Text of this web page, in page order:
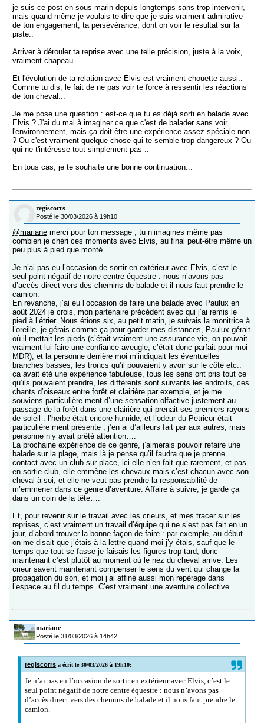
je suis ce post en sous-marin depuis longtemps sans trop intervenir,
mais quand même je voulais te dire que je suis vraiment admirative
de ton engagement, ta persévérance, dont on voir le résultat sur la
piste..
Arriver à dérouler ta reprise avec une telle précision, juste à la voix,
vraiment chapeau...
Et l'évolution de ta relation avec Elvis est vraiment chouette aussi..
Comme tu dis, le fait de ne pas voir te force à ressentir les réactions
de ton cheval...
Je me pose une question : est-ce que tu es déjà sorti en balade avec
Elvis ? J'ai du mal à imaginer ce que c'est de balader sans voir
l'environnement, mais ça doit être une expérience assez spéciale non
? Ou c'est vraiment quelque chose qui te semble trop dangereux ? Ou
qui ne t'intéresse tout simplement pas ..
En tous cas, je te souhaite une bonne continuation...
regiscorrs
Posté le 30/03/2026 à 19h10
@mariane merci pour ton message ; tu n’imagines même pas
combien je chéri ces moments avec Elvis, au final peut-être même un
peu plus à pied que monté.
Je n’ai pas eu l’occasion de sortir en extérieur avec Elvis, c’est le
seul point négatif de notre centre équestre : nous n’avons pas
d’accès direct vers des chemins de balade et il nous faut prendre le
camion.
En revanche, j’ai eu l’occasion de faire une balade avec Paulux en
août 2024 je crois, mon partenaire précédent avec qui j’ai remis le
pied à l’étrier. Nous étions six, au petit matin, je suivais la monitrice à
l’oreille, je gérais comme ça pour garder mes distances, Paulux gérait
où il mettait les pieds (c’était vraiment une assurance vie, on pouvait
vraiment lui faire une confiance aveugle, c’était donc parfait pour moi
MDR), et la personne derrière moi m’indiquait les éventuelles
branches basses, les troncs qu’il pouvaient y avoir sur le côté etc..
ça avait été une expérience fabuleuse, tous les sens ont pris tout ce
qu’ils pouvaient prendre, les différents sont suivants les endroits, ces
chants d’oiseaux entre forêt et clairière par exemple, et je me
souviens particulière ment d’une sensation olfactive justement au
passage de la forêt dans une clairière qui prenait ses premiers rayons
de soleil : l’herbe était encore humide, et l’odeur du Petricor était
particulière ment présente ; j’en ai d’ailleurs fait par aux autres, mais
personne n’y avait prêté attention….
La prochaine expérience de ce genre, j’aimerais pouvoir refaire une
balade sur la plage, mais là je pense qu’il faudra que je prenne
contact avec un club sur place, ici elle n’en fait que rarement, et pas
en sortie club, elle emmène les chevaux mais c’est chacun avec son
cheval à soi, et elle ne veut pas prendre la responsabilité de
m’emmener dans ce genre d’aventure. Affaire à suivre, je garde ça
dans un coin de la tête….
Et, pour revenir sur le travail avec les crieurs, et mes tracer sur les
reprises, c’est vraiment un travail d’équipe qui ne s’est pas fait en un
jour, d’abord trouver la bonne façon de faire : par exemple, au début
on me disait que j’étais à la lettre quand moi j’y étais, sauf que le
temps que tout se fasse je faisais les figures trop tard, donc
maintenant c’est plutôt au moment où le nez du cheval arrive. Les
crieur savent maintenant compenser le sens du vent qui change la
propagation du son, et moi j’ai affiné aussi mon repérage dans
l’espace au fil du temps. C’est vraiment une aventure collective.
mariane
Posté le 31/03/2026 à 14h42
regiscorrs a écrit le 30/03/2026 à 19h10:
Je n’ai pas eu l’occasion de sortir en extérieur avec Elvis, c’est le
seul point négatif de notre centre équestre : nous n’avons pas
d’accès direct vers des chemins de balade et il nous faut prendre le
camion.